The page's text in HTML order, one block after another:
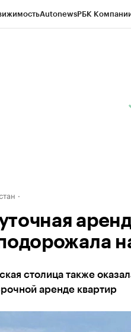
AutonewsРБК
столица также
аренде квартир